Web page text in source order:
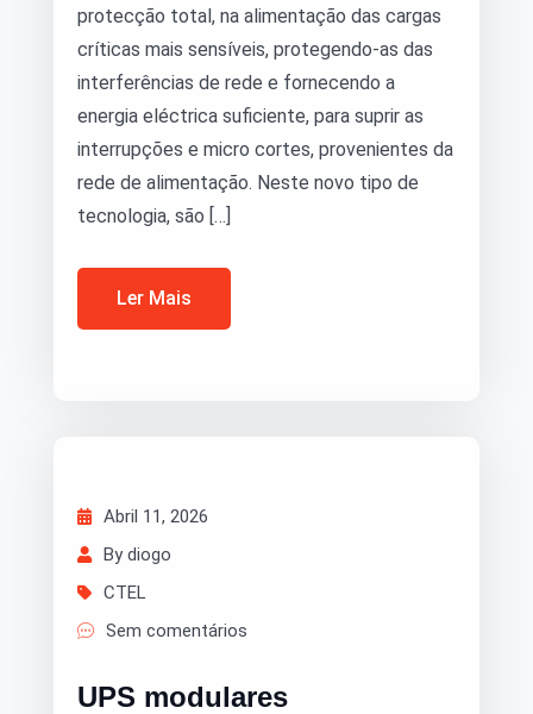
protecção total, na alimentação das cargas
críticas mais sensíveis, protegendo-as das
interferências de rede e fornecendo a
energia eléctrica suficiente, para suprir as
interrupções e micro cortes, provenientes da
rede de alimentação. Neste novo tipo de
tecnologia, são […]
Ler Mais
Abril 11, 2026
By diogo
CTEL
Sem comentários
UPS modulares